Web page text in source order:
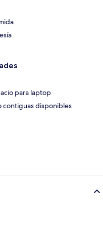
para laptop
contiguas disponibles